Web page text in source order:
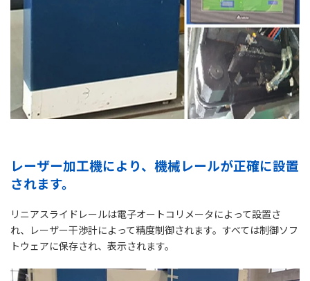
レーザー加工機により、機械レールが正確に設置
されます。
リニアスライドレールは電子オートコリメータによって設置さ
れ、レーザー干渉計によって精度制御されます。すべては制御ソフ
トウェアに保存され、表示されます。